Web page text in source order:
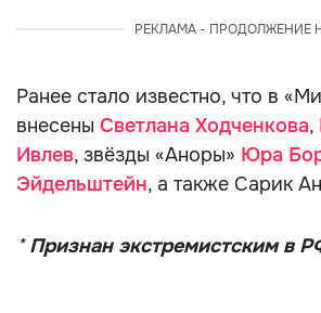
РЕКЛАМА - ПРОДОЛЖЕНИЕ
Ранее стало известно, что в
внесены Светлана Ходченкова,
Ивлев, звёзды «Аноры» Юра
Эйдельштейн, а также Сарик
*Признан экстремистским в